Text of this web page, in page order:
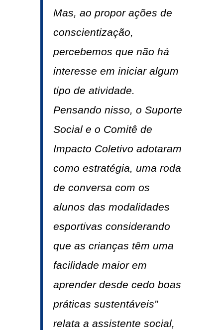
Mas, ao propor ações de
conscientização,
percebemos que não há
interesse em iniciar algum
tipo de atividade.
Pensando nisso, o Suporte
Social e o Comitê de
Impacto Coletivo adotaram
como estratégia, uma roda
de conversa com os
alunos das modalidades
esportivas considerando
que as crianças têm uma
facilidade maior em
aprender desde cedo boas
práticas sustentáveis”
relata a assistente social,